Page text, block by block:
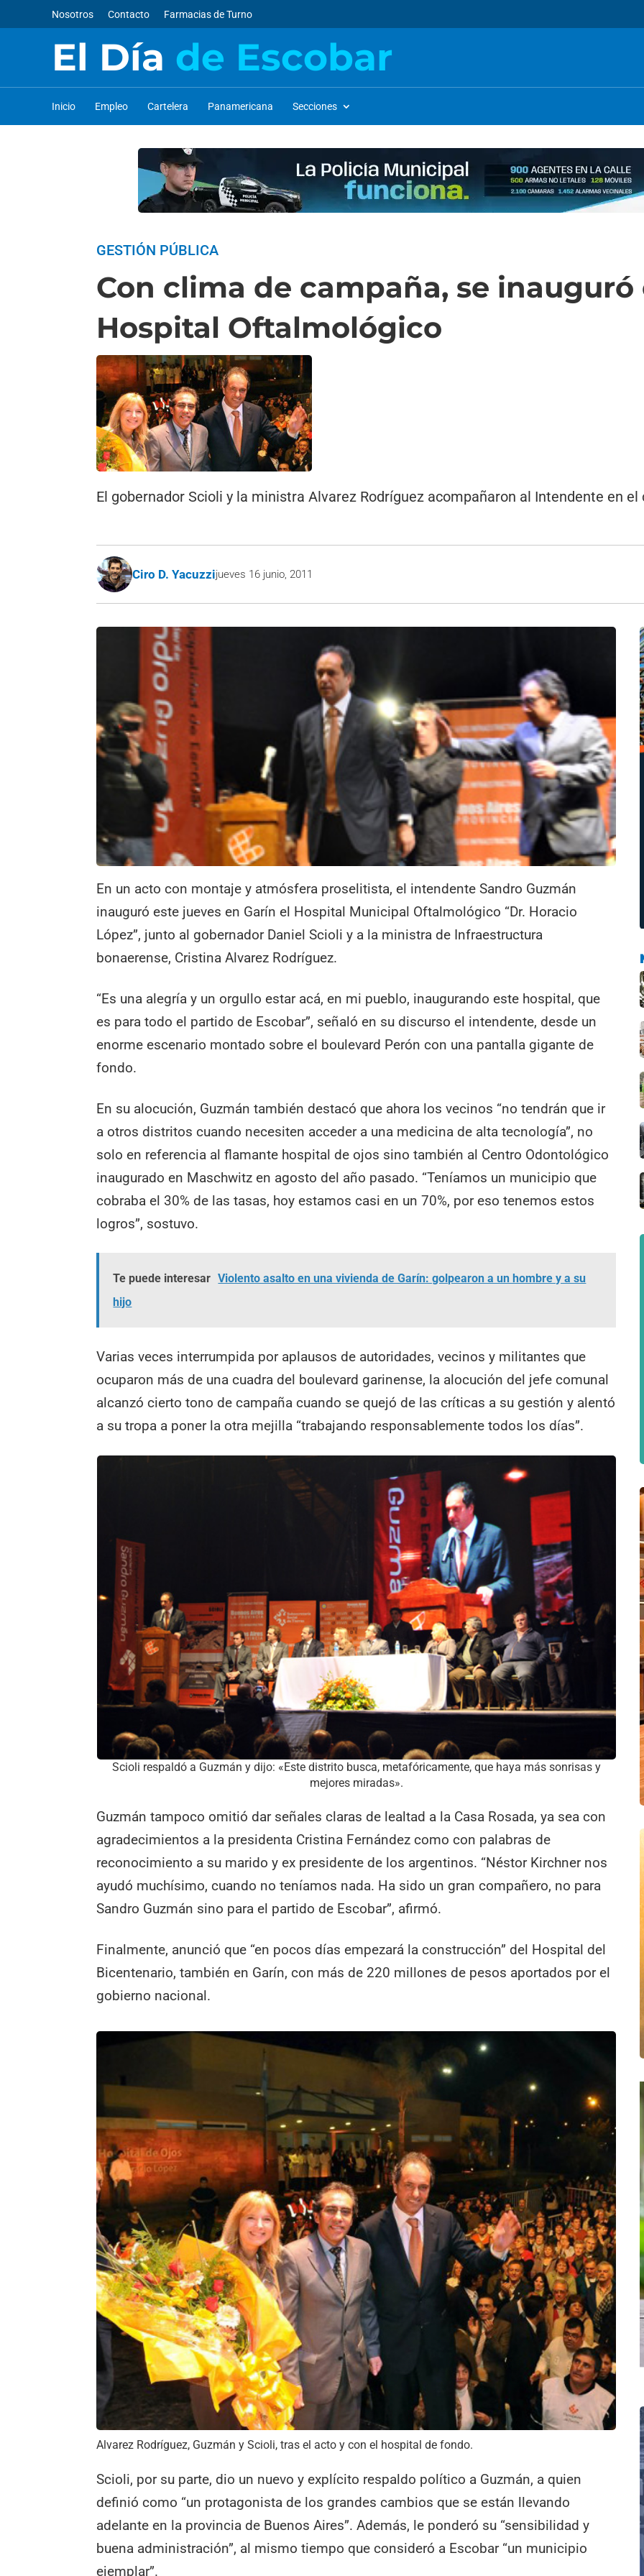
Nosotros Contacto Farmacias de Turno
El Día de Escobar
Inicio Empleo Cartelera Panamericana Secciones
GESTIÓN PÚBLICA
Con clima de campaña, se inauguró
Hospital Oftalmológico
El gobernador Scioli y la ministra Alvarez Rodríguez acompañaron al Intendente en el
Ciro D. Yacuzzijueves 16 junio, 2011
En un acto con montaje y atmósfera proselitista, el intendente Sandro Guzmán
inauguró este jueves en Garín el Hospital Municipal Oftalmológico “Dr. Horacio
López”, junto al gobernador Daniel Scioli y a la ministra de Infraestructura
bonaerense, Cristina Alvarez Rodríguez.
“Es una alegría y un orgullo estar acá, en mi pueblo, inaugurando este hospital, que
es para todo el partido de Escobar”, señaló en su discurso el intendente, desde un
enorme escenario montado sobre el boulevard Perón con una pantalla gigante de
fondo.
En su alocución, Guzmán también destacó que ahora los vecinos “no tendrán que ir
a otros distritos cuando necesiten acceder a una medicina de alta tecnología”, no
solo en referencia al flamante hospital de ojos sino también al Centro Odontológico
inaugurado en Maschwitz en agosto del año pasado. “Teníamos un municipio que
cobraba el 30% de las tasas, hoy estamos casi en un 70%, por eso tenemos estos
logros”, sostuvo.
Te puede interesar Violento asalto en una vivienda de Garín: golpearon a un hombre y a su
hijo
Varias veces interrumpida por aplausos de autoridades, vecinos y militantes que
ocuparon más de una cuadra del boulevard garinense, la alocución del jefe comunal
alcanzó cierto tono de campaña cuando se quejó de las críticas a su gestión y alentó
a su tropa a poner la otra mejilla “trabajando responsablemente todos los días”.
Scioli respaldó a Guzmán y dijo: «Este distrito busca, metafóricamente, que haya más sonrisas y
mejores miradas».
Guzmán tampoco omitió dar señales claras de lealtad a la Casa Rosada, ya sea con
agradecimientos a la presidenta Cristina Fernández como con palabras de
reconocimiento a su marido y ex presidente de los argentinos. “Néstor Kirchner nos
ayudó muchísimo, cuando no teníamos nada. Ha sido un gran compañero, no para
Sandro Guzmán sino para el partido de Escobar”, afirmó.
Finalmente, anunció que “en pocos días empezará la construcción” del Hospital del
Bicentenario, también en Garín, con más de 220 millones de pesos aportados por el
gobierno nacional.
Alvarez Rodríguez, Guzmán y Scioli, tras el acto y con el hospital de fondo.
Scioli, por su parte, dio un nuevo y explícito respaldo político a Guzmán, a quien
definió como “un protagonista de los grandes cambios que se están llevando
adelante en la provincia de Buenos Aires”. Además, le ponderó su “sensibilidad y
buena administración”, al mismo tiempo que consideró a Escobar “un municipio
ejemplar”.